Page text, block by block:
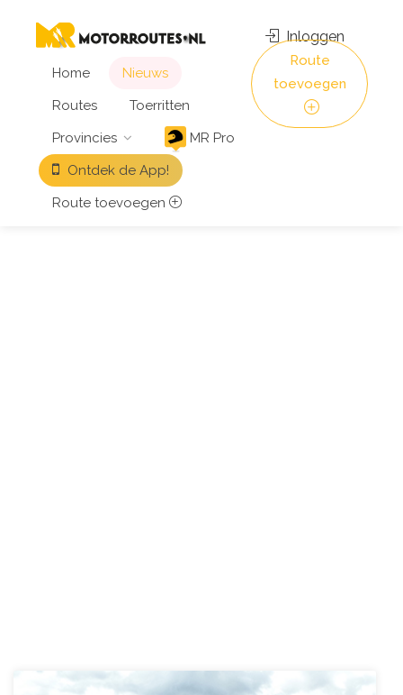
Home
Nieuws
Routes
Toerritten
Provincies
MR Pro
Ontdek de App!
Route toevoegen
Inloggen
Route
toevoegen